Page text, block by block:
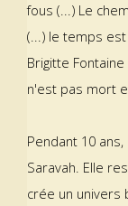
fous (...) Le
(...) le temps
Brigitte
n'est pas mort
Pendant 10
Saravah. Elle
crée un univers